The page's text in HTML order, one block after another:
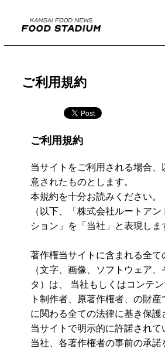
ご利用規約
ご利用規約
当サイトをご利用される場合、
意されたものとします。
本規約を十分お読みください。
（以下、「株式会社ルートア
ション」を「当社」と表現しま
著作権当サイトに含まれる全て
（文字、画像、ソフトウェア
タ）は、 当社もしくはコンテ
ト制作者、原著作権者、の財
に関わる全ての法律に基き保護
当サイトで明示的に許諾されて
当社、各著作権者の事前の承諾